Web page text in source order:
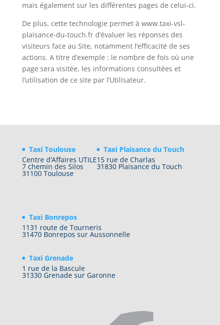
mais également sur les différentes pages de celui-ci.
De plus, cette technologie permet à www.taxi-vsl-
plaisance-du-touch.fr d’évaluer les réponses des
visiteurs face au Site, notamment l’efficacité de ses
actions. A titre d’exemple : le nombre de fois où une
page sera visitée, les informations consultées et
l’utilisation de ce site par l’Utilisateur.
Taxi Toulouse
Centre d’Affaires UTILE
7 chemin des Silos
31100 Toulouse
Taxi Plaisance du Touch
15 rue de Charlas
31830 Plaisance du Touch
Taxi Bonrepos
1131 route de Tourneris
31470 Bonrepos sur Aussonnelle
Taxi Grenade
1 rue de la Bascule
31330 Grenade sur Garonne